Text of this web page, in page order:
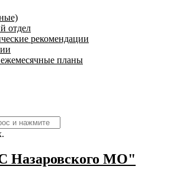
отдел
рекомендации
планы
МО"